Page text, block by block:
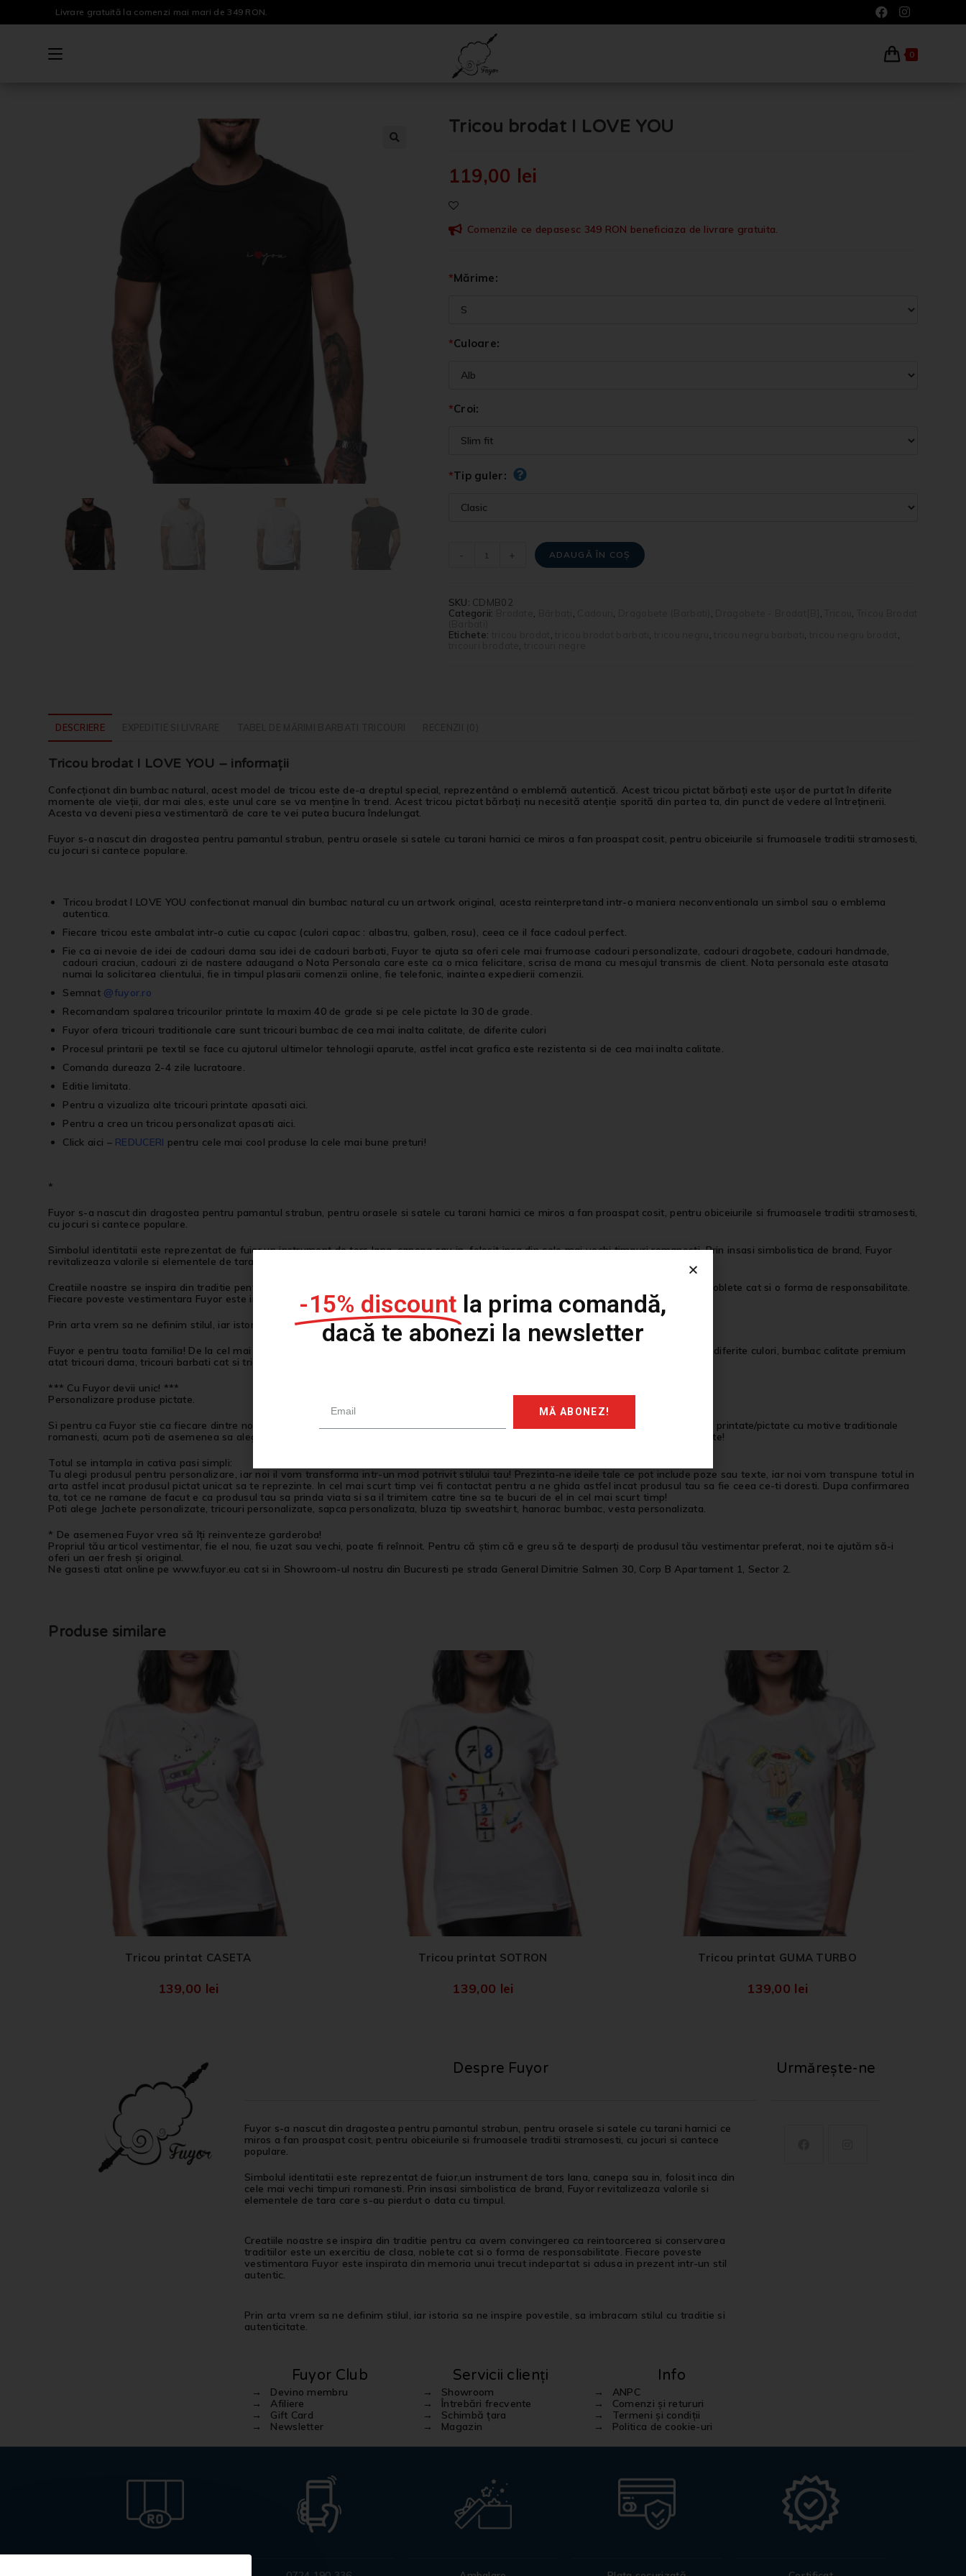
Livrare gratuită la comenzi mai mari de 349 RON.
0
Tricou brodat I LOVE YOU
119,00 lei
Comenzile ce depasesc 349 RON beneficiaza de livrare gratuita.
*Mărime:
*Culoare:
*Croi:
*Tip guler:
- + ADAUGĂ ÎN COȘ
SKU: CDMB02
Categorii:
, , , , , ,
Etichete:
, , , ,
,
,
DESCRIERE
Tricou brodat I LOVE YOU – informații
Confecționat din bumbac natural, acest model de tricou este de-a dreptul special, reprezentând o emblemă autentică. Acest tricou pictat bărbați este ușor de purtat în diferite
momente ale vieții, dar mai ales, este unul care se va menține în trend. Acest tricou pictat bărbați nu necesită atenție sporită din partea ta, din punct de vedere al întreținerii.
Acesta va deveni piesa vestimentară de care te vei putea bucura îndelungat.
Fuyor s-a nascut din dragostea pentru pamantul strabun, pentru orasele si satele cu tarani harnici ce miros a fan proaspat cosit, pentru obiceiurile si frumoasele traditii stramosesti,
cu jocuri si cantece populare.
Tricou brodat I LOVE YOU confectionat manual din bumbac natural cu un artwork original, acesta reinterpretand intr-o maniera neconventionala un simbol sau o emblema
autentica.
Fiecare tricou este ambalat intr-o cutie cu capac (culori capac : albastru, galben, rosu), ceea ce il face cadoul perfect.
Fie ca ai nevoie de idei de cadouri dama sau idei de cadouri barbati, Fuyor te ajuta sa oferi cele mai frumoase cadouri personalizate, cadouri dragobete, cadouri handmade,
cadouri craciun, cadouri zi de nastere adaugand o Nota Personala care este ca o mica felicitare, scrisa de mana cu mesajul transmis de client. Nota personala este atasata
numai la solicitarea clientului, fie in timpul plasarii comenzii online, fie telefonic, inaintea expedierii comenzii.
Semnat @fuyor.ro
Recomandam spalarea tricourilor printate la maxim 40 de grade si pe cele pictate la 30 de grade.
Fuyor ofera tricouri traditionale care sunt tricouri bumbac de cea mai inalta calitate, de diferite culori
Procesul printarii pe textil se face cu ajutorul ultimelor tehnologii aparute, astfel incat grafica este rezistenta si de cea mai inalta calitate.
Comanda dureaza 2-4 zile lucratoare.
Editie limitata.
Pentru a vizualiza altetricouri printate apasati aici.
Pentru a crea untricou personalizat apasati aici.
Click aici – REDUCERI pentru cele mai cool produse la cele mai bune preturi!
*
Fuyor s-a nascut din dragostea pentru pamantul strabun, pentru orasele si satele cu tarani harnici ce miros a fan proaspat cosit, pentru obiceiurile si frumoasele traditii stramosesti,
cu jocuri si cantece populare.
Simbolul identitatii este reprezentat de fuior,un instrument de tors lana, canepa sau in, folosit inca din cele mai vechi timpuri romanesti. Prin insasi simbolistica de brand, Fuyor
revitalizeaza valorile si elementele de tara care s-au pierdut o data cu timpul.
Creatiile noastre se inspira din traditie pentru ca avem convingerea ca reintoarcerea si conservarea traditiilor este un exercitiu de clasa, noblete cat si o forma de responsabilitate.
Fiecare poveste vestimentara Fuyor este inspirata din memoria unui trecut indepartat si adusa in prezent intr-un stil autentic.
Prin arta vrem sa ne definim stilul, iar istoria sa ne inspire povestile, sa imbracam stilul cu traditie si autenticitate.
Fuyor e pentru toata familia! De la cel mai mic la cel mai mare, la noi gasesti tricouri personalizate, tricouri printate sau tricouri pictate de diferite culori, bumbac calitate premium
atat tricouri dama, tricouri barbati cat si tricouri copii handmade.
*** Cu Fuyor devii unic! ***
Personalizare produse pictate.
Si pentru ca Fuyor stie ca fiecare dintre noi este Unic si stilul este arta exprimarii a ceea ce nu putem rosti prin cuvinte, pe langa tricourile printate/pictate cu motive traditionale
romanesti, acum poti de asemenea sa alegi produsul care te reprezintă, iar noi il vom personaliza pentru ca tu sa ai o vestimentatie aparte!
Totul se intampla in cativa pasi simpli:
Tu alegi produsul pentru personalizare, iar noi il vom transforma intr-un mod potrivit stilului tau! Prezinta-ne ideile tale ce pot include poze sau texte, iar noi vom transpune totul in
arta astfel incat produsul pictat unicat sa te reprezinte. In cel mai scurt timp vei fi contactat pentru a ne ghida astfel incat produsul tau sa fie ceea ce-ti doresti. Dupa confirmarea
ta, tot ce ne ramane de facut e ca produsul tau sa prinda viata si sa il trimitem catre tine sa te bucuri de el in cel mai scurt timp!
Poti alege Jachete personalizate, tricouri personalizate, sapca personalizata, bluza tip sweatshirt, hanorac bumbac, vesta personalizata.
* De asemenea Fuyor vrea să îți reinventeze garderoba!
Propriul tău articol vestimentar, fie el nou, fie uzat sau vechi, poate fi reînnoit. Pentru că știm că e greu să te desparți de produsul tău vestimentar preferat, noi te ajutăm să-i
oferi un aer fresh și original.
Ne gasesti atat online pe www.fuyor.eu cat si in Showroom-ul nostru din Bucuresti pe strada General Dimitrie Salmen 30, Corp B Apartament 1, Sector 2.
Produse similare
Tricou printat CASETA
139,00 lei
Tricou printat SOTRON
139,00 lei
Tricou printat GUMA TURBO
139,00 lei
Despre Fuyor
Fuyor s-a nascut din dragostea pentru pamantul strabun, pentru orasele si satele cu tarani harnici ce
miros a fan proaspat cosit, pentru obiceiurile si frumoasele traditii stramosesti, cu jocuri si cantece
populare.
Simbolul identitatii este reprezentat de fuior,un instrument de tors lana, canepa sau in, folosit inca din
cele mai vechi timpuri romanesti. Prin insasi simbolistica de brand, Fuyor revitalizeaza valorile si
elementele de tara care s-au pierdut o data cu timpul.
Creatiile noastre se inspira din traditie pentru ca avem convingerea ca reintoarcerea si conservarea
traditiilor este un exercitiu de clasa, noblete cat si o forma de responsabilitate. Fiecare poveste
vestimentara Fuyor este inspirata din memoria unui trecut indepartat si adusa in prezent intr-un stil
autentic.
Prin arta vrem sa ne definim stilul, iar istoria sa ne inspire povestile, sa imbracam stilul cu traditie si
autenticitate.
Fuyor Club
Devino membru
Afiliere
Gift Card
Newsletter
Servicii clienți
Showroom
Întrebări frecvente
Schimbă țara
Magazin
Info
ANPC
Comenzi și retururi
Termeni și condiții
Politica de cookie-uri
Urmărește-ne
-15% discount la prima comandă,
dacă te abonezi la newsletter
MĂ ABONEZ!